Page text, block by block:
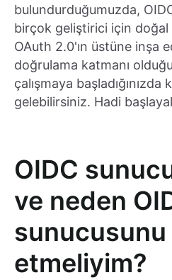
bulundurduğumuzda,
birçok geliştirici için
OAuth 2.0'ın üstüne inşa
doğrulama katmanı
çalışmaya başladığınızda
gelebilirsiniz. Hadi
OIDC
ve neden
etmeliyim?